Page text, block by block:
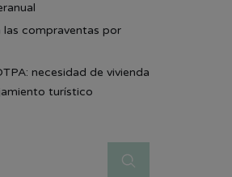
las compraventas por
necesidad de vivienda
turístico
Buscar: